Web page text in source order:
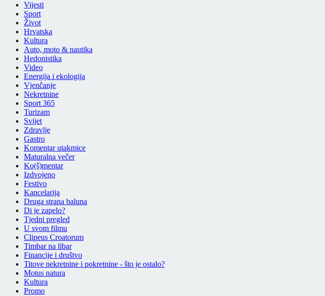
Vijesti
Sport
Život
Hrvatska
Kultura
Auto, moto & nautika
Hedonistika
Video
Energija i ekologija
Vjenčanje
Nekretnine
Sport 365
Turizam
Svijet
Zdravlje
Gastro
Komentar utakmice
Maturalna večer
Ko(š)mentar
Izdvojeno
Festivo
Kancelarija
Druga strana baluna
Di je zapelo?
Tjedni pregled
U svom filmu
Clipeus Croatorum
Timbar na libar
Financije i društvo
Titove nekretnine i pokretnine - što je ostalo?
Motus natura
Kultura
Promo